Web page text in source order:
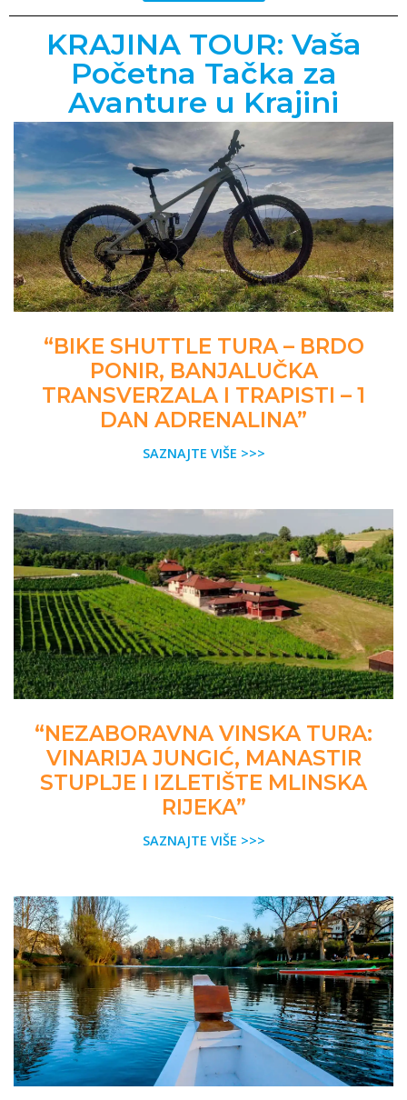
KRAJINA TOUR: Vaša
Početna Tačka za
Avanture u Krajini
“BIKE SHUTTLE TURA – BRDO
PONIR, BANJALUČKA
TRANSVERZALA I TRAPISTI – 1
DAN ADRENALINA”
SAZNAJTE VIŠE >>>
“NEZABORAVNA VINSKA TURA:
VINARIJA JUNGIĆ, MANASTIR
STUPLJE I IZLETIŠTE MLINSKA
RIJEKA”
SAZNAJTE VIŠE >>>